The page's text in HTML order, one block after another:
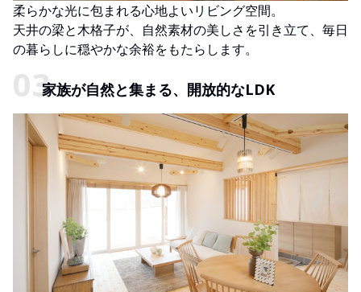
柔らかな光に包まれる心地よいリビング空間。
天井の梁と木格子が、自然素材の美しさを引き立て、毎日
の暮らしに穏やかな余裕をもたらします。
家族が自然と集まる、開放的なLDK